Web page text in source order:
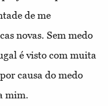
de me
novas. Sem medo
é visto com muita
causa do medo
mim.